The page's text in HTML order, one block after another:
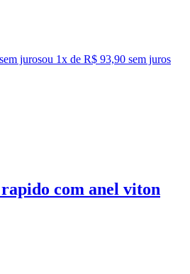
jurosou 1x de R$ 93,90 sem juros
com anel viton